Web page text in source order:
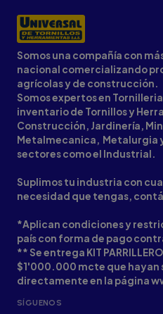
Somos una compañía con
nacional comercializando
agrícolas y de construcción.
Somos expertos en
inventario de Tornillos y
Construcción, Jardinería,
Metalmecanica, Metalurgia
sectores como el Industrial.
Suplimos tu industria con
necesidad que tengas,
*Aplican condiciones y
país con forma de pago
** Se entrega KIT
$1'000.000 mcte que hayan
directamente en la página
SÍGUENOS